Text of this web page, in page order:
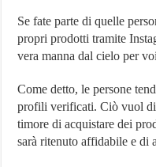
Se fate parte di quelle
propri prodotti tramite
vera manna dal cielo per
Come detto, le persone
profili verificati. Ciò vuol
timore di acquistare dei
sarà ritenuto affidabile e di